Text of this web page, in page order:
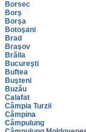
Borsec
Borş
Borşa
Botoşani
Brad
Braşov
Brăila
Bucureşti
Buftea
Buşteni
Buzău
Calafat
Câmpia Turzii
Câmpina
Câmpulung